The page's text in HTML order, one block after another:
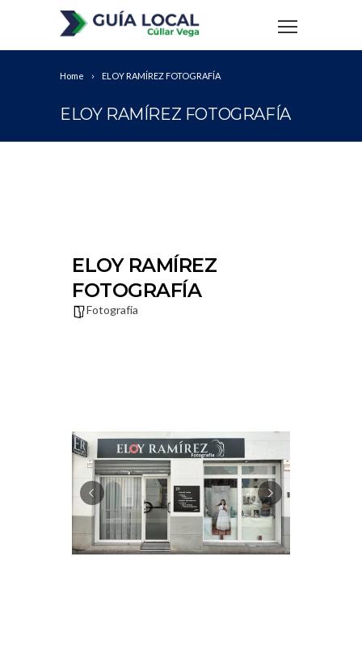
Home ELOY RAMÍREZ FOTOGRAFÍA
ELOY RAMÍREZ FOTOGRAFÍA
ELOY RAMÍREZ
FOTOGRAFÍA
Fotografía